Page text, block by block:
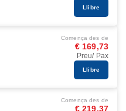
Llibre
Comença des de
€ 169,73
Preu/ Pax
Llibre
Comença des de
€ 219,37